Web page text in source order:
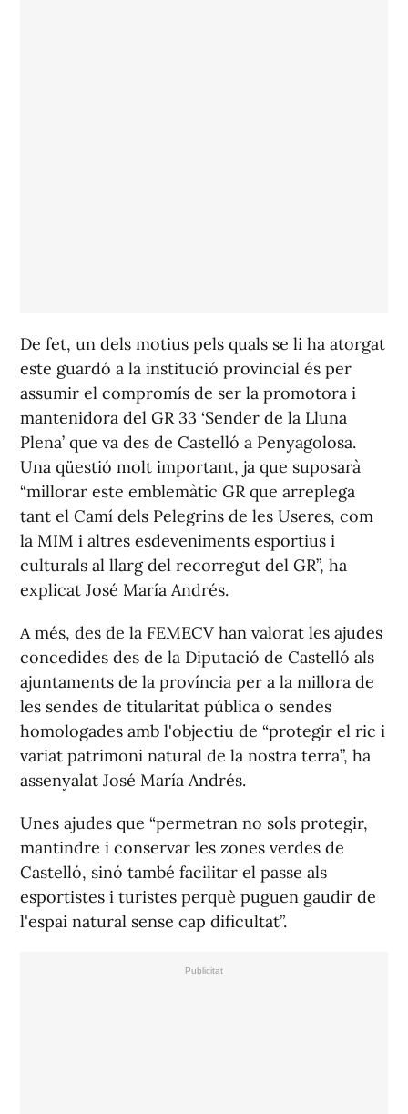
De fet, un dels motius pels quals se li ha atorgat
este guardó a la institució provincial és per
assumir el compromís de ser la promotora i
mantenidora del GR 33 ‘Sender de la Lluna
Plena’ que va des de Castelló a Penyagolosa.
Una qüestió molt important, ja que suposarà
“millorar este emblemàtic GR que arreplega
tant el Camí dels Pelegrins de les Useres, com
la MIM i altres esdeveniments esportius i
culturals al llarg del recorregut del GR”, ha
explicat José María Andrés.
A més, des de la FEMECV han valorat les ajudes
concedides des de la Diputació de Castelló als
ajuntaments de la província per a la millora de
les sendes de titularitat pública o sendes
homologades amb l'objectiu de “protegir el ric i
variat patrimoni natural de la nostra terra”, ha
assenyalat José María Andrés.
Unes ajudes que “permetran no sols protegir,
mantindre i conservar les zones verdes de
Castelló, sinó també facilitar el passe als
esportistes i turistes perquè puguen gaudir de
l'espai natural sense cap dificultat”.